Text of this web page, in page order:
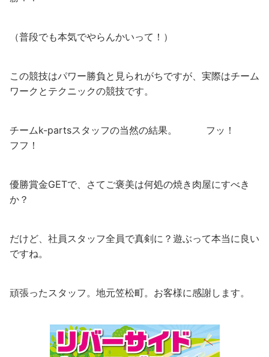
（普段でも本気でやらんかいって！）
この競技はパワー勝負と見られがちですが、実際はチーム
ワークとテクニックの競技です。
チームk-partsスタッフの当然の結果。 フッ！
フフ！
優勝賞金GETで、さてご褒美は何処の焼き肉屋にすべき
か？
だけど、社員スタッフ全員で真剣に？遊ぶって本当に良い
ですね。
頑張ったスタッフ。地元笠松町。お客様に感謝します。